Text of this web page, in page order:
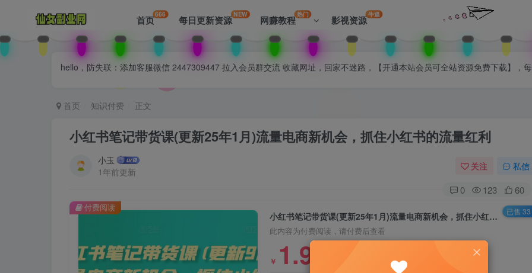
首页666 每日更新资源NEW 网赚教程热门 影视资源牛逼
hello，防失联：添加客服微信 2447309447 拉入会员群交流 收藏网址，回家不迷路，【开通本站会员可全站资源免费下载】，
首页 知识付费 正文
小红书笔记带货课(更新25年1月)流量电商新机会，抓住小红书的流量红利
小玉
1年前更新
关注 私信
0 123 60
小红书笔记带货课(更新25年1月)流量电商新机会，抓住小红书的流量红利
此内容为付费阅读，请付费后查看
￥ 1.99
付费阅读 已售 33